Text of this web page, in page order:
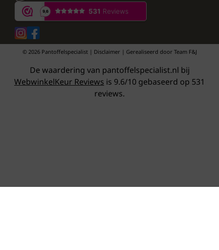
© 2026 Pantoffelspecialist | Disclaimer | Gerealiseerd door Team F&J
De waardering van pantoffelspecialist.nl bij
WebwinkelKeur Reviews is 9.6/10 gebaseerd op 531
reviews.